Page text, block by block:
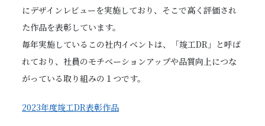
にデザインレビューを実施しており、そこで高く評価され
た作品を表彰しています。
毎年実施しているこの社内イベントは、「竣工DR」と呼ば
れており、社員のモチベーションアップや品質向上につな
がっている取り組みの１つです。
2023年度竣工DR表彰作品